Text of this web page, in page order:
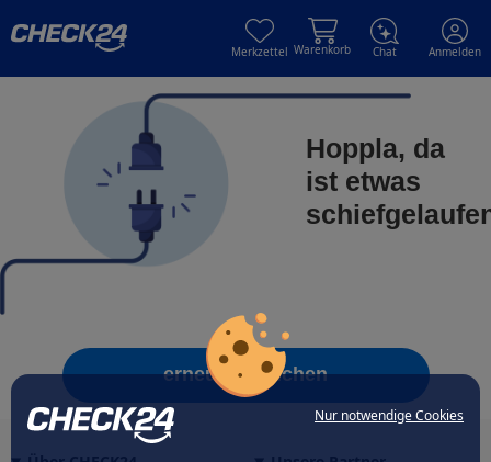
Nur notwendige Cookies
Merkzettel Warenkorb Chat Anmelden
Hoppla, da
ist etwas
erneut versuchen